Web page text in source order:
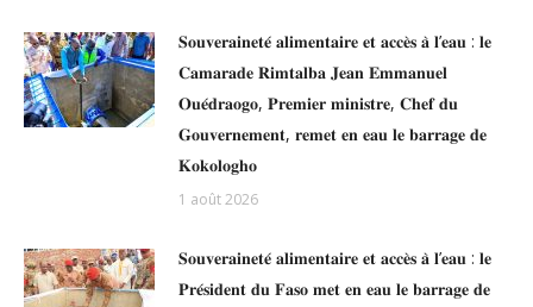
𝐒𝐨𝐮𝐯𝐞𝐫𝐚𝐢𝐧𝐞𝐭𝐞́ 𝐚𝐥𝐢𝐦𝐞𝐧𝐭𝐚𝐢𝐫𝐞 𝐞𝐭 𝐚𝐜𝐜𝐞̀𝐬 𝐚̀ 𝐥’𝐞𝐚𝐮 : 𝐥𝐞
𝐂𝐚𝐦𝐚𝐫𝐚𝐝𝐞 𝐑𝐢𝐦𝐭𝐚𝐥𝐛𝐚 𝐉𝐞𝐚𝐧 𝐄𝐦𝐦𝐚𝐧𝐮𝐞𝐥
𝐎𝐮𝐞́𝐝𝐫𝐚𝐨𝐠𝐨, 𝐏𝐫𝐞𝐦𝐢𝐞𝐫 𝐦𝐢𝐧𝐢𝐬𝐭𝐫𝐞, 𝐂𝐡𝐞𝐟 𝐝𝐮
𝐆𝐨𝐮𝐯𝐞𝐫𝐧𝐞𝐦𝐞𝐧𝐭, 𝐫𝐞𝐦𝐞𝐭 𝐞𝐧 𝐞𝐚𝐮 𝐥𝐞 𝐛𝐚𝐫𝐫𝐚𝐠𝐞 𝐝𝐞
𝐊𝐨𝐤𝐨𝐥𝐨𝐠𝐡𝐨
1 août 2026
𝐒𝐨𝐮𝐯𝐞𝐫𝐚𝐢𝐧𝐞𝐭𝐞́ 𝐚𝐥𝐢𝐦𝐞𝐧𝐭𝐚𝐢𝐫𝐞 𝐞𝐭 𝐚𝐜𝐜𝐞̀𝐬 𝐚̀ 𝐥’𝐞𝐚𝐮 : 𝐥𝐞
𝐏𝐫𝐞́𝐬𝐢𝐝𝐞𝐧𝐭 𝐝𝐮 𝐅𝐚𝐬𝐨 𝐦𝐞𝐭 𝐞𝐧 𝐞𝐚𝐮 𝐥𝐞 𝐛𝐚𝐫𝐫𝐚𝐠𝐞 𝐝𝐞